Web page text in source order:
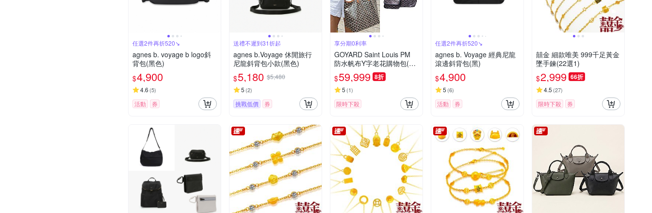
任選2件再折520↘
agnes b. voyage b logo斜
背包(黑色)
$4,900
4.6 (5)
活動 券
送禮不遲到31折起
agnes b.Voyage 休閒旅行
尼龍斜背包小款(黑色)
$5,180 $5,480
5 (2)
挑戰低價 券
享分期0利率
GOYARD Saint Louis PM
防水帆布Y字老花購物包(多
色選)
$59,999 8折
5 (1)
限時下殺
任選2件再折520↘
agnes b. Voyage 經典尼龍
滾邊斜背包(黑)
$4,900
5 (6)
活動 券
囍金 細款唯美 999千足黃金
墜手鍊(22選1)
$2,999 66折
4.5 (27)
限時下殺 券